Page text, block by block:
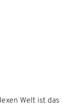
Welt ist das